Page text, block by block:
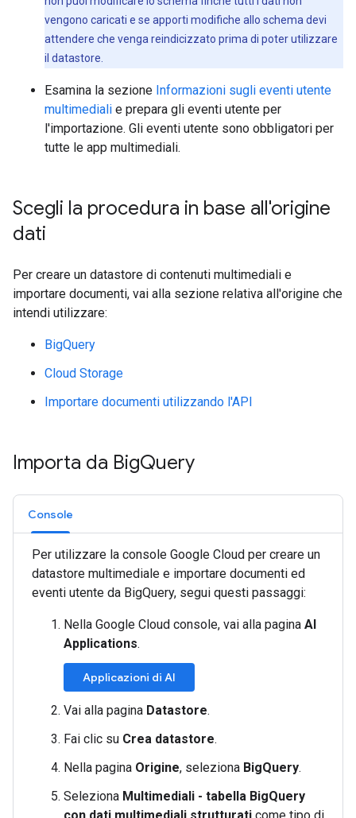
vengono caricati e se apporti modifiche allo schema devi
attendere che venga reindicizzato prima di poter utilizzare
il datastore.
Esamina la sezione Informazioni sugli eventi utente
multimediali e prepara gli eventi utente per
l'importazione. Gli eventi utente sono obbligatori per
tutte le app multimediali.
Scegli la procedura in base all'origine
dati
Per creare un datastore di contenuti multimediali e
importare documenti, vai alla sezione relativa all'origine che
intendi utilizzare:
BigQuery
Cloud Storage
Importare documenti utilizzando l'API
Importa da BigQuery
Console
Per utilizzare la console Google Cloud per creare un
datastore multimediale e importare documenti ed
eventi utente da BigQuery, segui questi passaggi:
Nella Google Cloud console, vai alla pagina AI
Applications.
Applicazioni di AI
Vai alla pagina Datastore.
Fai clic su Crea datastore.
Nella pagina Origine, seleziona BigQuery.
Seleziona Multimediali - tabella BigQuery